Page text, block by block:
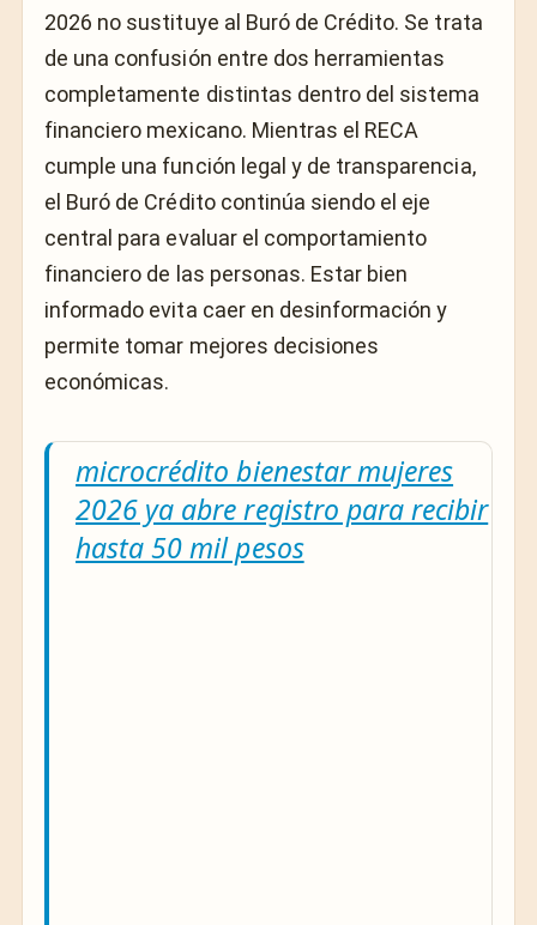
2026 no sustituye al Buró de Crédito. Se trata
de una confusión entre dos herramientas
completamente distintas dentro del sistema
financiero mexicano. Mientras el RECA
cumple una función legal y de transparencia,
el Buró de Crédito continúa siendo el eje
central para evaluar el comportamiento
financiero de las personas. Estar bien
informado evita caer en desinformación y
permite tomar mejores decisiones
económicas.
microcrédito bienestar mujeres
2026 ya abre registro para recibir
hasta 50 mil pesos